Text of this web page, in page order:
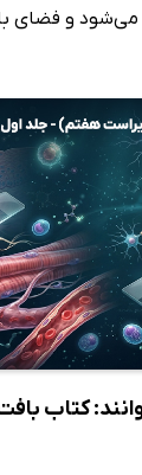
و فضای
کتاب